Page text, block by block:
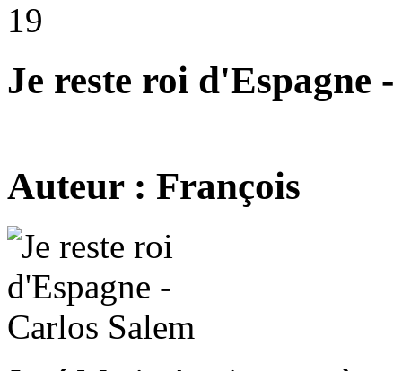
19
Je reste roi d'Espagne
Auteur : François